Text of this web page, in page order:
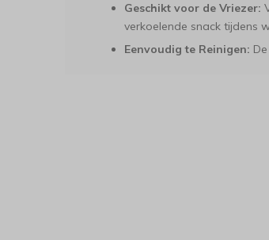
Geschikt voor de Vriezer:
verkoelende snack tijdens
Eenvoudig te Reinigen: